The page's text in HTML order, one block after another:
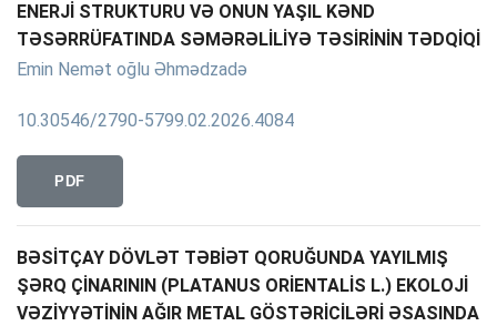
ENERJİ STRUKTURU VƏ ONUN YAŞIL KƏND
TƏSƏRRÜFATINDA SƏMƏRƏLİLİYƏ TƏSİRİNİN TƏDQİQİ
Emin Nemət oğlu Əhmədzadə
10.30546/2790-5799.02.2026.4084
PDF
BƏSİTÇAY DÖVLƏT TƏBİƏT QORUĞUNDA YAYILMIŞ
ŞƏRQ ÇİNARININ (PLATANUS ORİENTALİS L.) EKOLOJİ
VƏZİYYƏTİNİN AĞIR METAL GÖSTƏRİCİLƏRİ ƏSASINDA